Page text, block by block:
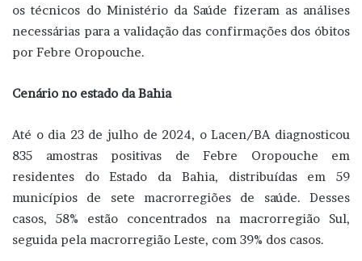
os técnicos do Ministério da Saúde fizeram as análises
necessárias para a validação das confirmações dos óbitos
por Febre Oropouche.
Cenário no estado da Bahia
Até o dia 23 de julho de 2024, o Lacen/BA diagnosticou
835 amostras positivas de Febre Oropouche em
residentes do Estado da Bahia, distribuídas em 59
municípios de sete macrorregiões de saúde. Desses
casos, 58% estão concentrados na macrorregião Sul,
seguida pela macrorregião Leste, com 39% dos casos.